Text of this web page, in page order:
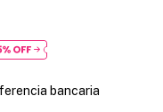
bancaria